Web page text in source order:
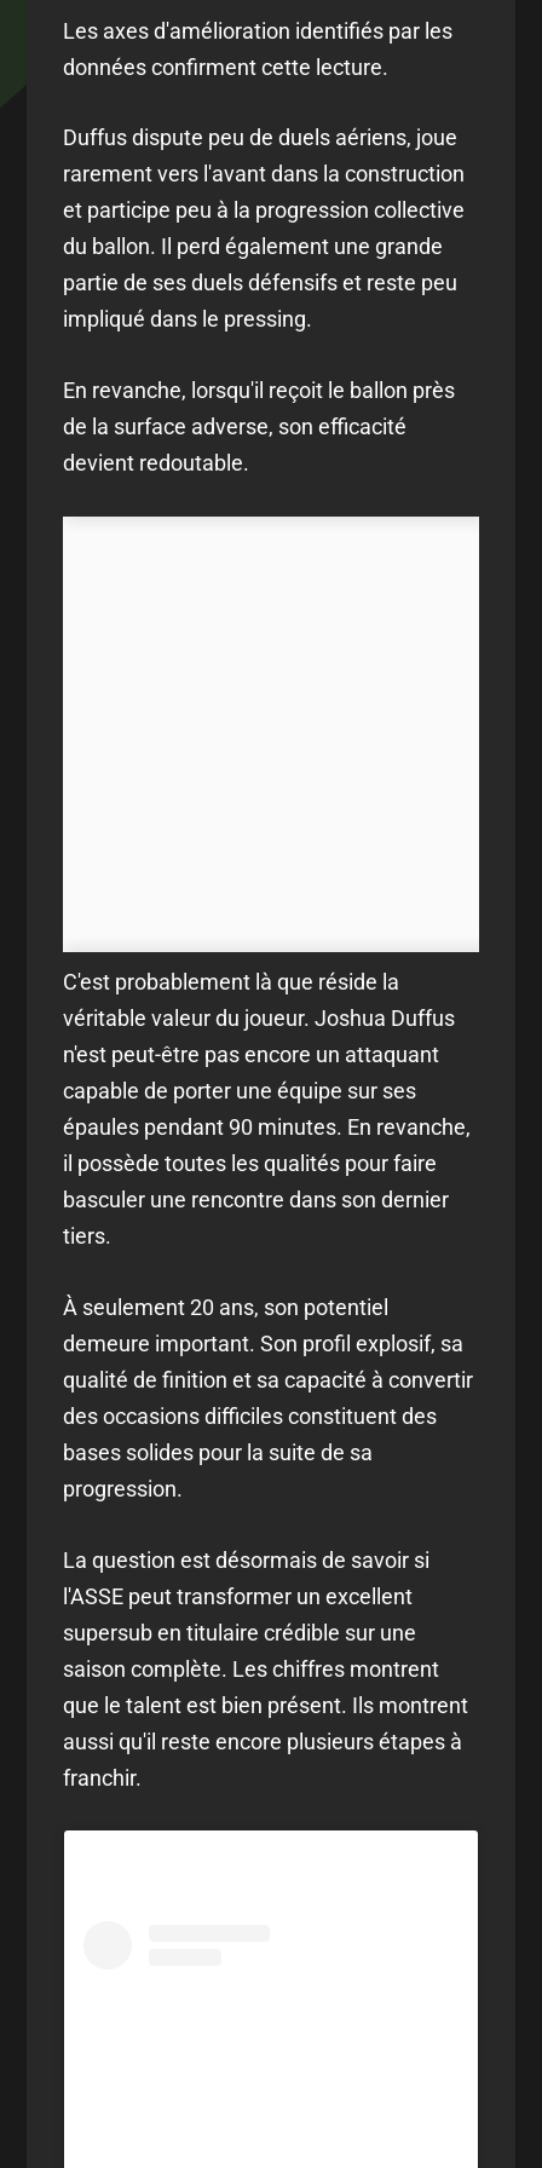
Les axes d'amélioration identifiés par les
données confirment cette lecture.
Duffus dispute peu de duels aériens, joue
rarement vers l'avant dans la construction
et participe peu à la progression collective
du ballon. Il perd également une grande
partie de ses duels défensifs et reste peu
impliqué dans le pressing.
En revanche, lorsqu'il reçoit le ballon près
de la surface adverse, son efficacité
devient redoutable.
C'est probablement là que réside la
véritable valeur du joueur. Joshua Duffus
n'est peut-être pas encore un attaquant
capable de porter une équipe sur ses
épaules pendant 90 minutes. En revanche,
il possède toutes les qualités pour faire
basculer une rencontre dans son dernier
tiers.
À seulement 20 ans, son potentiel
demeure important. Son profil explosif, sa
qualité de finition et sa capacité à convertir
des occasions difficiles constituent des
bases solides pour la suite de sa
progression.
La question est désormais de savoir si
l'ASSE peut transformer un excellent
supersub en titulaire crédible sur une
saison complète. Les chiffres montrent
que le talent est bien présent. Ils montrent
aussi qu'il reste encore plusieurs étapes à
franchir.